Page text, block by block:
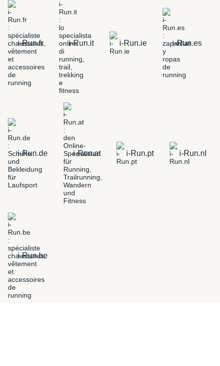
i-Run.fr i-Run.it i-Run.ie i-Run.es
i-Run.de i-Run.at i-Run.pt i-Run.nl
i-Run.be